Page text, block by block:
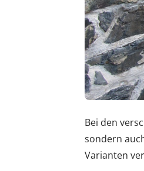
Bei den
sondern
Varianten